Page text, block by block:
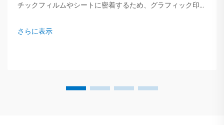
チックフィルムやシートに密着するため、グラフィック印刷
く主に純水で構成されているため、印刷機が仕事の回転を早
くし、コストを削減できます...
さらに表示